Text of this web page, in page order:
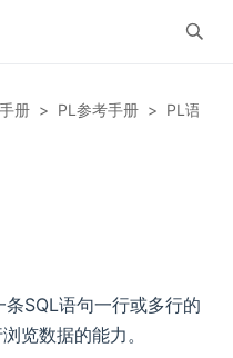
册 > PL参考手册 > PL语言
SQL语句一行或多行的
览数据的能力。